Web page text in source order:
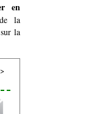
en
la
la